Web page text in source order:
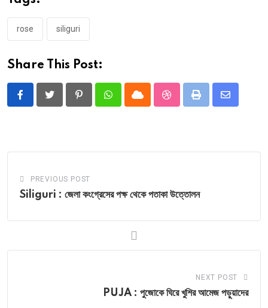
rose siliguri
Share This Post:
PinterestWhatsappCloud StumbleUpon
Print
Share
PREVIOUS POST
Siliguri : জেলা কংগ্রেসের পক্ষ থেকে পতাকা উত্তোলন
NEXT POST
PUJA : পুজোকে ঘিরে খুশির আমেজ পড়ুয়াদের